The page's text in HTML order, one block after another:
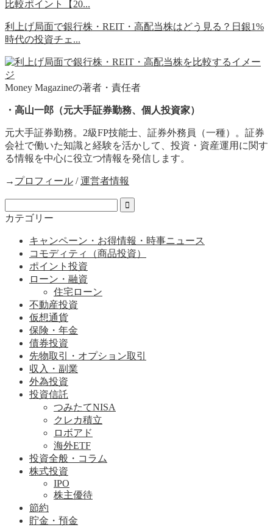
比較ポイント【20...
利上げ局面で銀行株・REIT・高配当株はどう見る？日銀1%
時代の投資チェ...
Money Magazineの著者・責任者
・高山一郎（元大手証券勤務、個人投資家）
元大手証券勤務。2級FP技能士、証券外務員（一種）。証券
会社で働いた知識と経験を活かして、投資・資産運用に関す
る情報を中心に役立つ情報を発信します。
→ プロフィール /運営者情報
カテゴリー
キャンペーン・お得情報・時事ニュース
コモディティ（商品投資）
ポイント投資
ローン・融資
住宅ローン
不動産投資
仮想通貨
保険・年金
債券投資
先物取引・オプション取引
収入・副業
外為投資
投資信託
つみたてNISA
クレカ積立
ロボアド
海外ETF
投資全般・コラム
株式投資
IPO
株主優待
節約
貯金・預金